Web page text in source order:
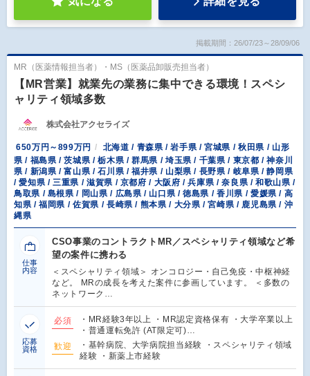
掲載期間：26/07/23～28/09/06
MR（医薬情報担当者）・MS（医薬品卸販売担当者）
【MR営業】就業先の業務に集中できる環境！スペシ
ャリティ領域多数
株式会社アクセライズ
650万円～899万円
北海道 / 青森県 / 岩手県 / 宮城県 / 秋田県 / 山形
県 / 福島県 / 茨城県 / 栃木県 / 群馬県 / 埼玉県 / 千葉県 / 東京都 / 神奈川
県 / 新潟県 / 富山県 / 石川県 / 福井県 / 山梨県 / 長野県 / 岐阜県 / 静岡県
/ 愛知県 / 三重県 / 滋賀県 / 京都府 / 大阪府 / 兵庫県 / 奈良県 / 和歌山県 /
鳥取県 / 島根県 / 岡山県 / 広島県 / 山口県 / 徳島県 / 香川県 / 愛媛県 / 高
知県 / 福岡県 / 佐賀県 / 長崎県 / 熊本県 / 大分県 / 宮崎県 / 鹿児島県 / 沖
縄県
仕事
内容
CSO事業のコントラクトMR／スペシャリティ領域など希
望の案件に携わる
＜スペシャリティ領域＞ オンコロジー・自己免疫・中枢神経
など。 MRの成長を考えた案件に参画しています。 ＜多数の
ネットワーク…
応募
資格
必須
・MR経験3年以上 ・MR認定資格保有 ・大学卒業以上
・普通運転免許 (AT限定可)…
歓迎
・基幹病院、大学病院担当経験 ・スペシャリティ領域
経験 ・新薬上市経験